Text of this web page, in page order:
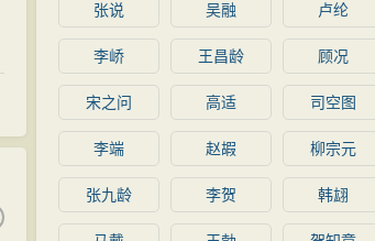
张说 吴融 卢纶
李峤 王昌龄 顾况
宋之问 高适 司空图
李端 赵嘏 柳宗元
张九龄 李贺 韩翃